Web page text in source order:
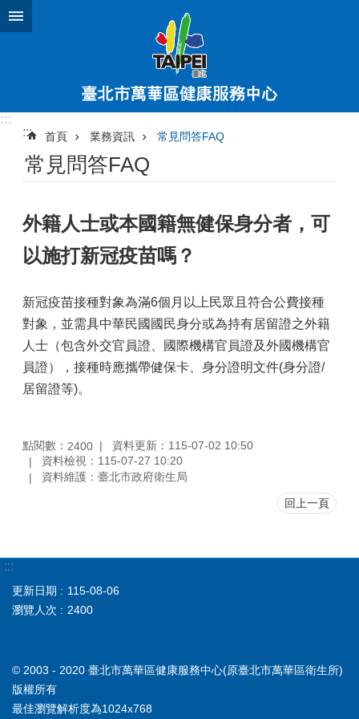
跳到主要內容區塊
:::
:::
首頁 業務資訊 常見問答FAQ
常見問答FAQ
外籍人士或本國籍無健保身分者，可
以施打新冠疫苗嗎？
新冠疫苗接種對象為滿6個月以上民眾且符合公費接種
對象，並需具中華民國國民身分或為持有居留證之外籍
人士（包含外交官員證、國際機構官員證及外國機構官
員證），接種時應攜帶健保卡、身分證明文件(身分證/
居留證等)。
點閱數： 2400
資料更新：115-07-02 10:50
資料檢視：115-07-27 10:20
資料維護：臺北市政府衛生局
回上一頁
:::
更新日期
115-08-06
瀏覽人次
2400
© 2003 - 2020 臺北市萬華區健康服務中心(原臺北市萬華區衛生所)
版權所有
最佳瀏覽解析度為1024x768